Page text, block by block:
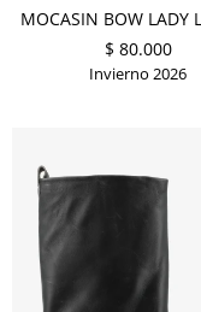
MOCASIN BOW LADY
$ 80.000
Invierno 2026